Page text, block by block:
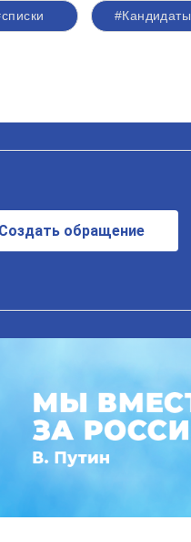
#Кандидаты
Создать обращение